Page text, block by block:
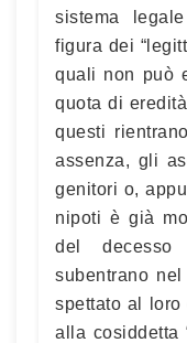
sistema
figura dei
quali non può
quota di
questi
assenza, gli
genitori o,
nipoti è già
del
subentrano
spettato al loro
alla cosiddetta